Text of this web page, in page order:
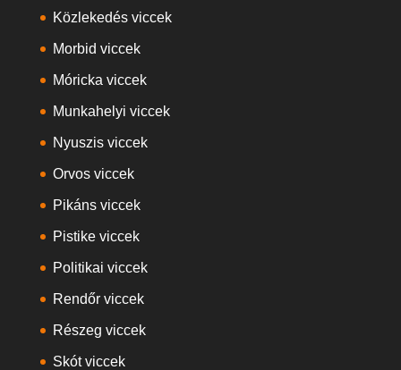
Közlekedés viccek
Morbid viccek
Móricka viccek
Munkahelyi viccek
Nyuszis viccek
Orvos viccek
Pikáns viccek
Pistike viccek
Politikai viccek
Rendőr viccek
Részeg viccek
Skót viccek